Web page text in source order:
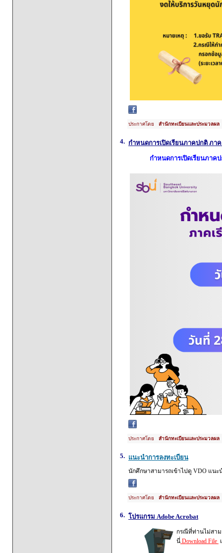
ประกาศโดย สำนักทะเบียนและประมวลผล
4. กำหนดการเปิดเรียนภาคปกติ ภาค
กำหนดการเปิดเรียนภาค
ประกาศโดย สำนักทะเบียนและประมวลผล
5. แนะนำการลงทะเบียน
นักศึกษาสามารถเข้าไปดู VDO แน
ประกาศโดย สำนักทะเบียนและประมวลผล
6. โปรแกรม Adobe Acrobat
กรณีที่ท่านไม่สาม
นี่ Download File